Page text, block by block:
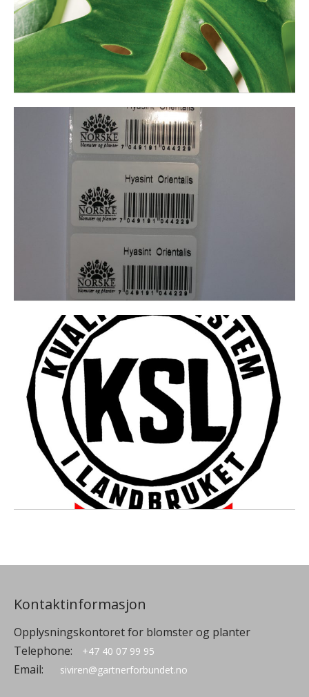
Kontaktinformasjon
Opplysningskontoret for blomster og planter
Telephone:
+47 40 07 99 95
Email: siviren@gartnerforbundet.no